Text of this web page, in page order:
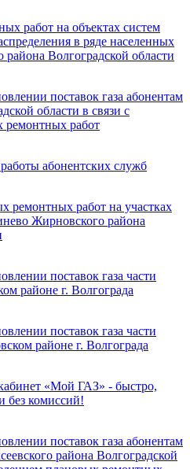
работ на объектах систем
в ряде населенных
района Волгоградской области
поставок газа абонентам
области в связи с
ремонтных работ
абонентских служб
ремонтных работ на участках
Жирновского района
поставок газа части
районе г. Волгограда
поставок газа части
районе г. Волгограда
«Мой ГАЗ» - быстро,
без комиссий!
поставок газа абонентам
района Волгоградской